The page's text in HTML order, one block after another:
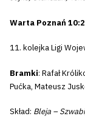
Warta Poznań
11. kolejka Ligi
Bramki: Rafał
Pućka, Mateusz
Skład: Bleja –